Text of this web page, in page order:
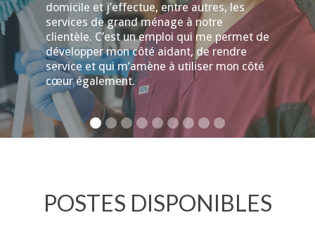
domicile et j’effectue, entre autres, les
services de grand ménage à notre
clientèle. C’est un emploi qui me permet de
développer mon côté aidant, de rendre
service et qui m’amène à utiliser mon côté
cœur également.
POSTES DISPONIBLES